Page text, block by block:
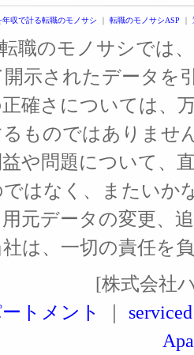
年収で計る転職のモノサシ ｜ 転職のモノサシASP ｜
職のモノサシでは
開示されたデータを
確さについては、
るものではありませ
や問題について、
はなく、またいか
元データの変更、
社は、一切の責任を
[株式会社
トメント